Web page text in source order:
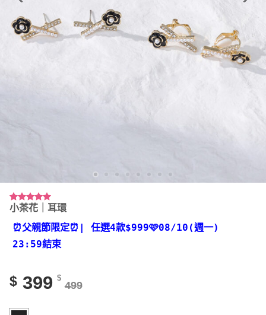
評分4.91
43
位顧客進
行評分
小茶花｜耳環
⏰父親節限定⏰ | 任選4款$999🩷08/10(週一)
23:59結束
$ 399 $
499